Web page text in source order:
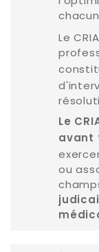
Le
Le
avant
ou